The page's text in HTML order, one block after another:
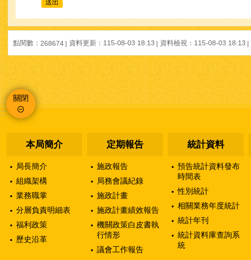
點閱數： 268674 資料更新： 115-08-03 18:13 資料檢視： 115-08-03 18:13
關閉
:::
本局簡介
局長簡介
組織架構
業務職掌
分層負責明細表
福利政策
歷史沿革
定期報告
施政報告
局務會議紀錄
施政計畫
施政計畫績效報告
機關政策白皮書執
行情形
議會工作報告
統計資料
預告統計資料發布
時間表
性別統計
相關業務年度統計
統計年刊
統計資料庫查詢系
統